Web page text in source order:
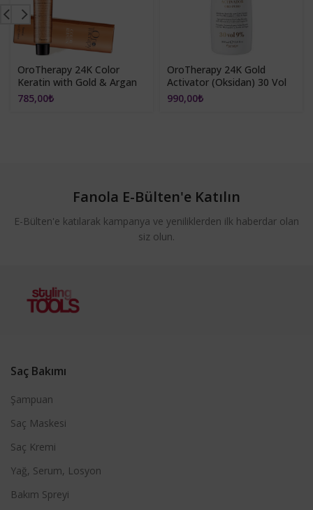
OroTherapy 24K Color
Keratin with Gold & Argan
Oil 100ml (Ammonia Free)
5.6 Light Chestnut
785,00₺
OroTherapy 24K Gold
Activator (Oksidan) 30 Vol
1000ml
990,00₺
Fanola E-Bülten'e Katılın
E-Bülten'e katılarak kampanya ve yeniliklerden ilk haberdar olan
siz olun.
Saç Bakımı
Şampuan
Saç Maskesi
Saç Kremi
Yağ, Serum, Losyon
Bakım Spreyi